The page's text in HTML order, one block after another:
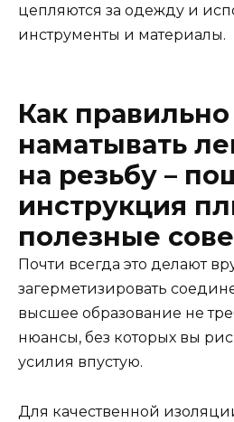
цепляются за одежду и
инструменты и материалы.
Как правильно
наматывать
на резьбу –
инструкция
полезные
Почти всегда это делают
загерметизировать
высшее образование не
нюансы, без которых вы
усилия впустую.
Для качественной